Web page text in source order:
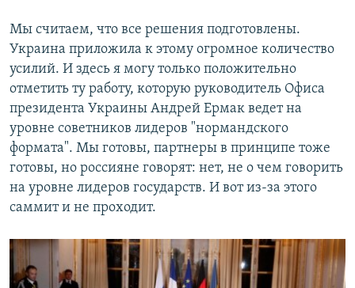
Мы считаем, что все решения подготовлены.
Украина приложила к этому огромное количество
усилий. И здесь я могу только положительно
отметить ту работу, которую руководитель Офиса
президента Украины Андрей Ермак ведет на
уровне советников лидеров "нормандского
формата". Мы готовы, партнеры в принципе тоже
готовы, но россияне говорят: нет, не о чем говорить
на уровне лидеров государств. И вот из-за этого
саммит и не проходит.